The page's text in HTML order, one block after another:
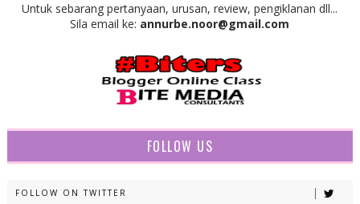
Untuk sebarang pertanyaan, urusan, review, pengiklanan dll...
Sila email ke: annurbe.noor@gmail.com
FOLLOW US
FOLLOW ON TWITTER